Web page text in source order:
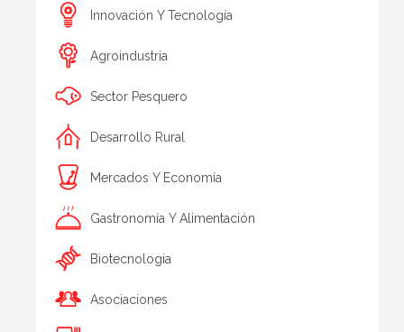
Innovación Y Tecnología
Agroindustria
Sector Pesquero
Desarrollo Rural
Mercados Y Economía
Gastronomía Y Alimentación
Biotecnologia
Asociaciones